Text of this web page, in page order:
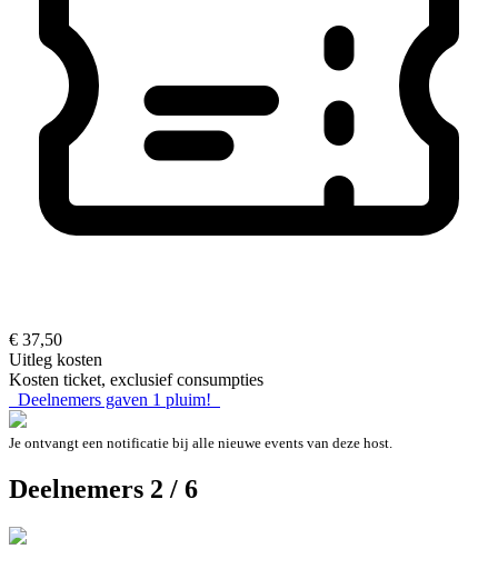
€ 37,50
Uitleg kosten
Kosten ticket, exclusief consumpties
Deelnemers gaven 1 pluim!
Je ontvangt een notificatie bij alle nieuwe events van deze host.
Deelnemers 2 / 6